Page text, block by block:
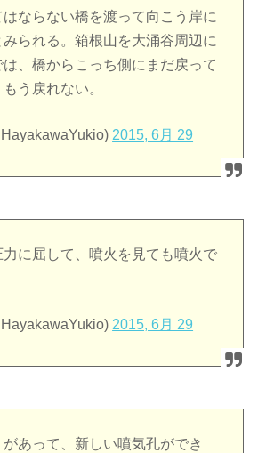
ならない橋を渡って向こう岸に
られる。箱根山を大涌谷周辺に
、橋からこっち側にまだ戻って
う戻れない。
2015, 6月 29
に屈して、噴火を見ても噴火で
2015, 6月 29
あって、新しい噴気孔ができ